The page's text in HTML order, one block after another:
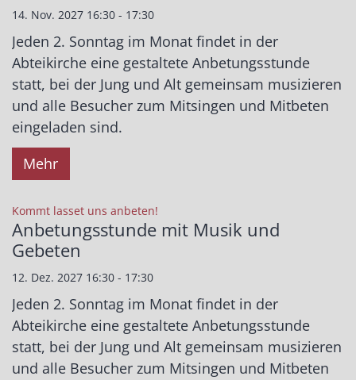
14. Nov. 2027 16:30 - 17:30
Jeden 2. Sonntag im Monat findet in der
Abteikirche eine gestaltete Anbetungsstunde
statt, bei der Jung und Alt gemeinsam musizieren
und alle Besucher zum Mitsingen und Mitbeten
eingeladen sind.
Mehr
Kommt lasset uns anbeten!
Anbetungsstunde mit Musik und
Gebeten
12. Dez. 2027 16:30 - 17:30
Jeden 2. Sonntag im Monat findet in der
Abteikirche eine gestaltete Anbetungsstunde
statt, bei der Jung und Alt gemeinsam musizieren
und alle Besucher zum Mitsingen und Mitbeten